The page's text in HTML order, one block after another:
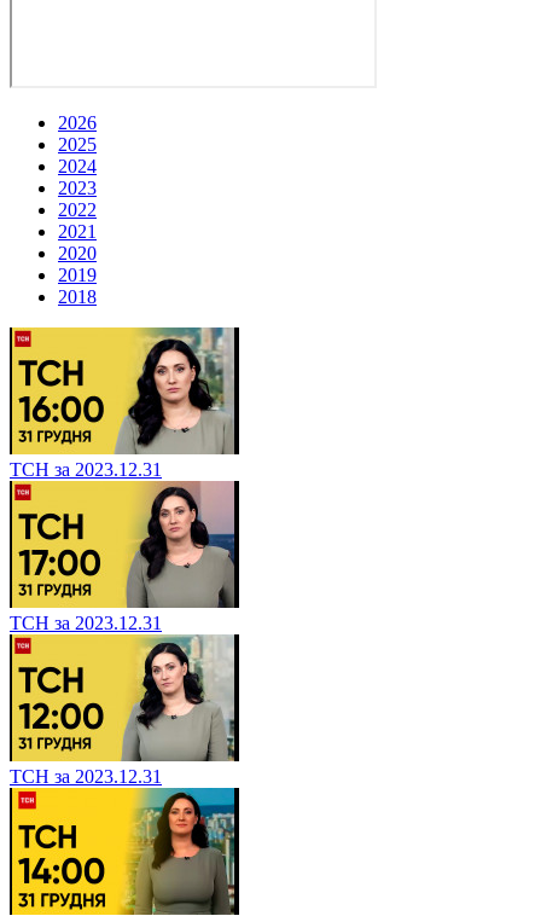
2026
2025
2024
2023
2022
2021
2020
2019
2018
ТСН за 2023.12.31
ТСН за 2023.12.31
ТСН за 2023.12.31